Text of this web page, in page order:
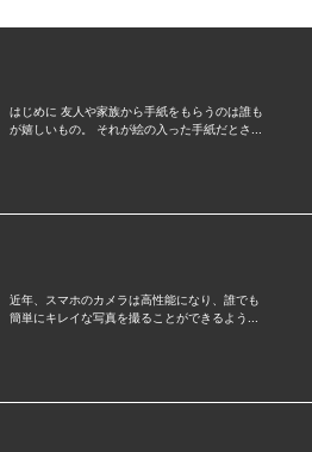
はじめに 友人や家族から手紙をもらうのは誰も
が嬉しいもの。 それが絵の入った手紙だとさ...
近年、スマホのカメラは高性能になり、誰でも
簡単にキレイな写真を撮ることができるよう...